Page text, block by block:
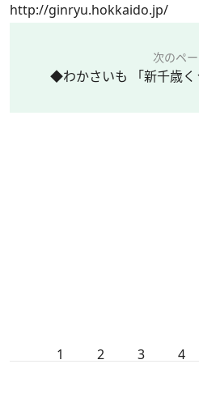
http://ginryu.hokkaido.jp/
次のペ
◆わかさいも 「新千歳く
1 2 3 4